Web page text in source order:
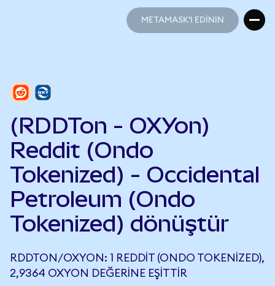
METAMASK'I EDİNİN
(RDDTon - OXYon)
Reddit (Ondo
Tokenized) - Occidental
Petroleum (Ondo
Tokenized) dönüştür
RDDTON/OXYON: 1 REDDIT (ONDO TOKENIZED),
2,9364 OXYON DEĞERINE EŞITTIR